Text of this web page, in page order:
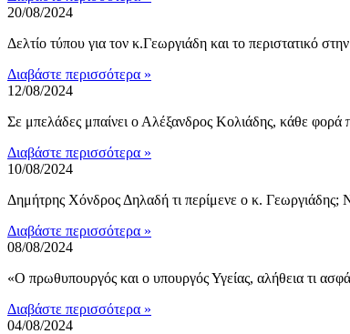
20/08/2024
Δελτίο τύπου για τον κ.Γεωργιάδη και το περιστατικό
Διαβάστε περισσότερα »
12/08/2024
Σε μπελάδες μπαίνει ο Αλέξανδρος Κολιάδης, κάθε φορά
Διαβάστε περισσότερα »
10/08/2024
Δημήτρης Χόνδρος Δηλαδή τι περίμενε ο κ.
Διαβάστε περισσότερα »
08/08/2024
«Ο πρωθυπουργός και ο υπουργός Υγείας, αλήθεια τι
Διαβάστε περισσότερα »
04/08/2024